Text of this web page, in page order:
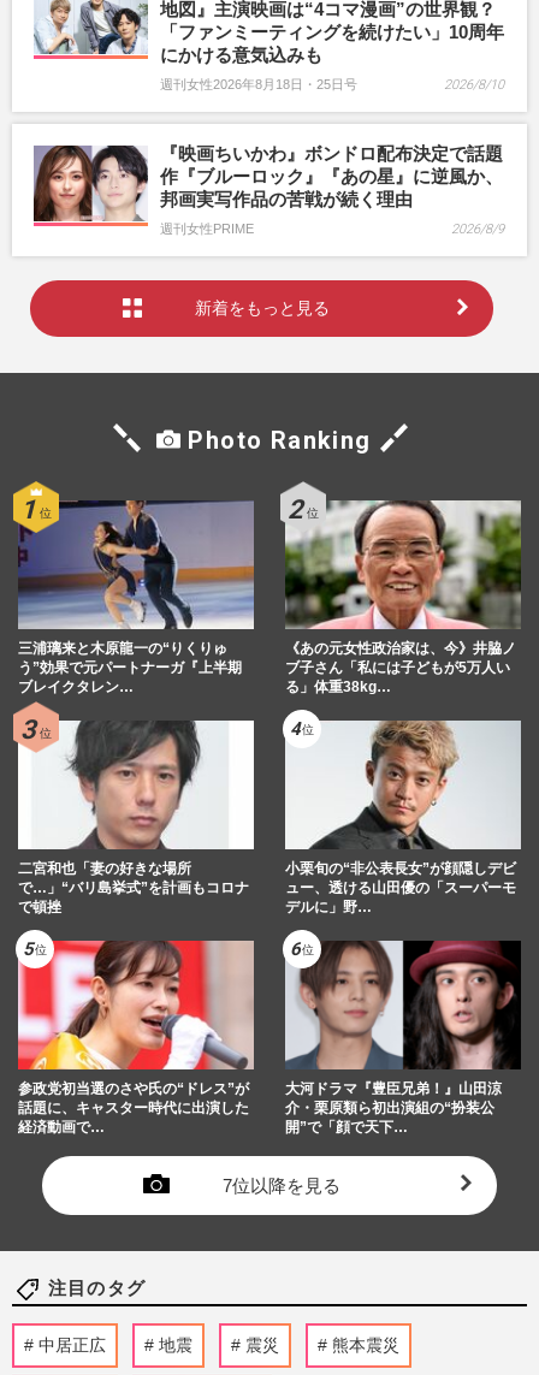
地図』主演映画は“4コマ漫画”の世界観？
「ファンミーティングを続けたい」10周年
にかける意気込みも
週刊女性2026年8月18日・25日号 2026/8/10
『映画ちいかわ』ボンドロ配布決定で話題
作『ブルーロック』『あの星』に逆風か、
邦画実写作品の苦戦が続く理由
週刊女性PRIME 2026/8/9
新着をもっと見る
Photo Ranking
三浦璃来と木原龍一の“りくりゅ
う”効果で元パートナーガ『上半期
ブレイクタレン…
《あの元女性政治家は、今》井脇ノ
ブ子さん「私には子どもが5万人い
る」体重38kg…
二宮和也「妻の好きな場所
で…」“バリ島挙式”を計画もコロナ
で頓挫
小栗旬の“非公表長女”が顔隠しデビ
ュー、透ける山田優の「スーパーモ
デルに」野…
参政党初当選のさや氏の“ドレス”が
話題に、キャスター時代に出演した
経済動画で…
大河ドラマ『豊臣兄弟！』山田涼
介・栗原類ら初出演組の“扮装公
開”で「顔で天下…
7位以降を見る
注目のタグ
中居正広 地震 震災 熊本震災